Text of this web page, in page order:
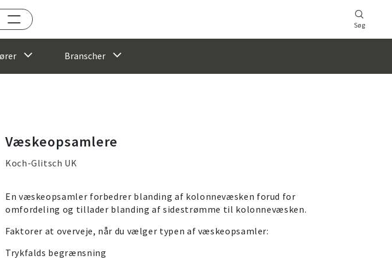
Søg
Branscher
Væskeopsamlere
Koch-Glitsch UK
En væskeopsamler forbedrer blanding af kolonnevæsken forud for
omfordeling og tillader blanding af sidestrømme til kolonnevæsken.
Faktorer at overveje, når du vælger typen af væskeopsamler:
Trykfalds begrænsning